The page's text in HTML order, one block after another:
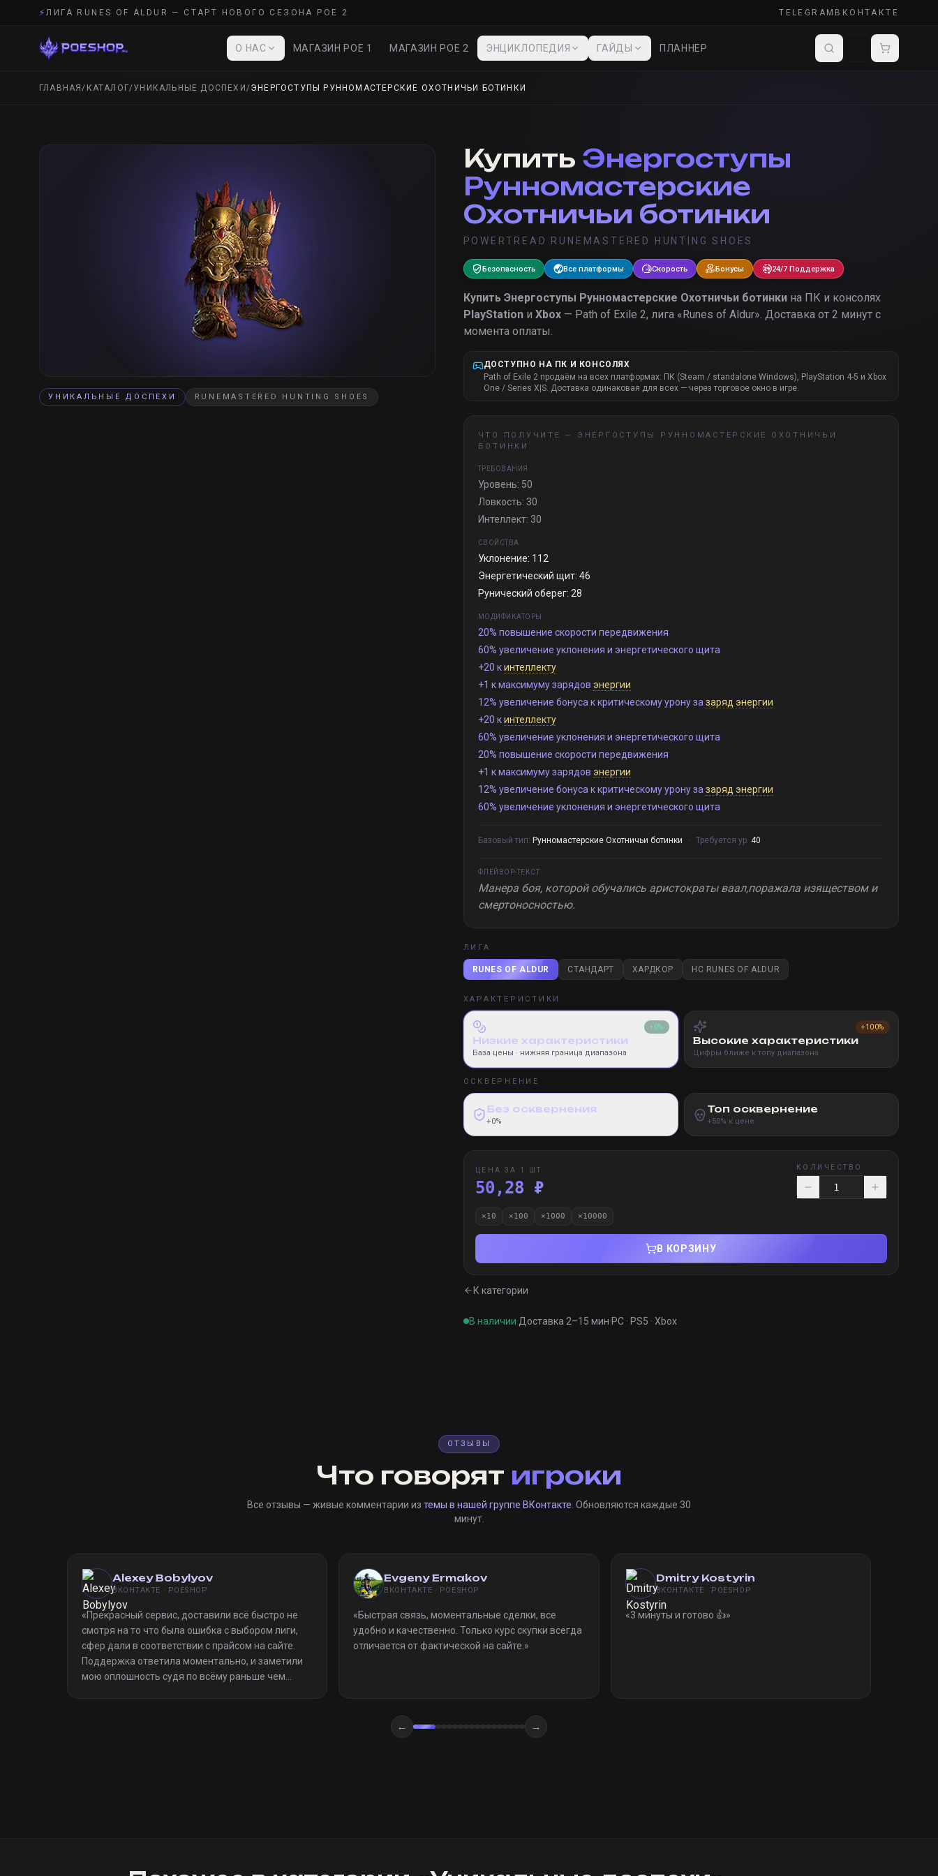
⚡ЛИГА RUNES OF ALDUR — СТАРТ НОВОГО СЕЗОНА POE 2 TELEGRAM ВКОНТАКТЕ
О НАС МАГАЗИН POE 1 МАГАЗИН POE 2 ЭНЦИКЛОПЕДИЯ ГАЙДЫ ПЛАННЕР
ГЛАВНАЯ/ КАТАЛОГ/УНИКАЛЬНЫЕ ДОСПЕХИ /ЭНЕРГОСТУПЫ РУННОМАСТЕРСКИЕ ОХОТНИЧЬИ БОТИНКИ
УНИКАЛЬНЫЕ ДОСПЕХИ RUNEMASTERED HUNTING SHOES
Купить Энергоступы
Рунномастерские
Охотничьи ботинки
POWERTREAD RUNEMASTERED HUNTING SHOES
Безопасность Все платформы Скорость Бонусы 24/7 Поддержка
Купить Энергоступы Рунномастерские Охотничьи ботинки на ПК и консолях
PlayStationи Xbox— Path of Exile 2, лига «Runes of Aldur». Доставка от 2 минут с
момента оплаты.
ДОСТУПНО НА ПК И КОНСОЛЯХ
Path of Exile 2 продаём на всех платформах: ПК (Steam / standalone Windows), PlayStation 4-5 и Xbox
One / Series X|S. Доставка одинаковая для всех — через торговое окно в игре.
ЧТО ПОЛУЧИТЕ — ЭНЕРГОСТУПЫ РУННОМАСТЕРСКИЕ ОХОТНИЧЬИ
БОТИНКИ
ТРЕБОВАНИЯ
Уровень: 50
Ловкость: 30
Интеллект: 30
СВОЙСТВА
Уклонение: 112
Энергетический щит: 46
Рунический оберег: 28
МОДИФИКАТОРЫ
20% повышение скорости передвижения
60% увеличение уклонения и энергетического щита
+20 кинтеллекту
+1 к максимуму зарядов энергии
12% увеличение бонуса к критическому урону за заряд энергии
+20 кинтеллекту
60% увеличение уклонения и энергетического щита
20% повышение скорости передвижения
+1 к максимуму зарядов энергии
12% увеличение бонуса к критическому урону за заряд энергии
60% увеличение уклонения и энергетического щита
Базовый тип: Рунномастерские Охотничьи ботинки · Требуется ур. 40
ФЛЕЙВОР-ТЕКСТ
Манера боя, которой обучались аристократы ваал,поражала изяществом и
смертоносностью.
ЛИГА
RUNES OF ALDUR СТАНДАРТ ХАРДКОР HC RUNES OF ALDUR
ХАРАКТЕРИСТИКИ
+0%
Низкие характеристики
База цены · нижняя граница диапазона
+100%
Высокие характеристики
Цифры ближе к топу диапазона
ОСКВЕРНЕНИЕ
Без осквернения
+0%
Топ осквернение
+50% к цене
ЦЕНА ЗА 1 ШТ
50,28 ₽
КОЛИЧЕСТВО
×10 ×100 ×1000 ×10000
В КОРЗИНУ
К категории
В наличии·Доставка 2–15 мин·PC · PS5 · Xbox
ОТЗЫВЫ
Что говорят игроки
Все отзывы — живые комментарии из темы в нашей группе ВКонтакте . Обновляются каждые 30
минут.
Alexey Bobylyov
ВКОНТАКТЕ · POESHOP
«Прекрасный сервис, доставили всё быстро не
смотря на то что была ошибка с выбором лиги,
сфер дали в соответствии с прайсом на сайте.
Поддержка ответила моментально, и заметили
мою оплошность судя по всёму раньше чем
Evgeny Ermakov
ВКОНТАКТЕ · POESHOP
«Быстрая связь, моментальные сделки, все
удобно и качественно. Только курс скупки всегда
отличается от фактической на сайте. »
Dmitry Kostyrin
ВКОНТАКТЕ · POESHOP
«3 минуты и готово 👍»
← →